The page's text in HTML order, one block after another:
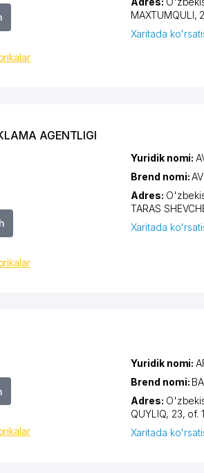
MAXTUMQULI, 2
Xaritada
AGENTLIGI
Yuridik nomi:
Brend nomi:
Adres:
TARAS
Xaritada
Yuridik nomi:
Brend nomi:
Adres:
QUYLIQ, 23, of.
Xaritada